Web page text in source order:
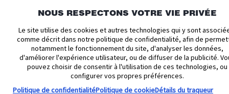
NOUS RESPECTONS VOTRE VIE PRIVÉE
Le site utilise des cookies et autres technologies qui y sont
comme décrit dans notre politique de confidentialité, afin de
notamment le fonctionnement du site, d'analyser les données,
d'améliorer l'expérience utilisateur, ou de diffuser de la publicité.
pouvez choisir de consentir à l'utilisation de ces technologies, ou
configurer vos propres préférences.
Politique de confidentialitéPolitique de cookieDétails du traqueur